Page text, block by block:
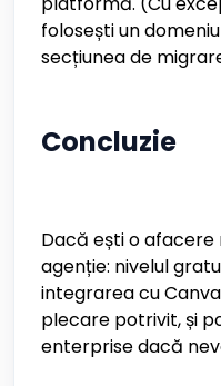
folosești un
secțiunea de
Concluzie
Dacă ești o
agenție: nivelul
integrarea cu
plecare potrivit, și
enterprise dacă